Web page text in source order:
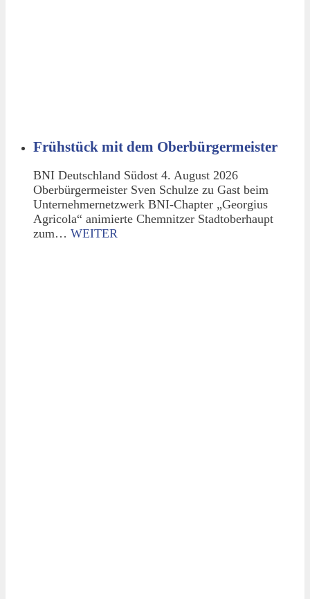
Frühstück mit dem Oberbürgermeister
BNI Deutschland Südost 4. August 2026
Oberbürgermeister Sven Schulze zu Gast beim
Unternehmernetzwerk BNI-Chapter „Georgius
Agricola“ animierte Chemnitzer Stadtoberhaupt
zum… WEITER